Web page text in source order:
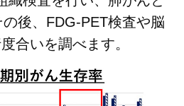
後、FDG-PET検査や脳
合いを調べます。